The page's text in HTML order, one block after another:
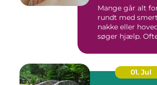
Mange går alt
rundt med
nakke eller
søger hjælp.
01. Jul